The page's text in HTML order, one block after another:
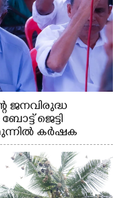
ജനവിരുദ്ധ
ജെട്ടി
കർഷക
എസ്. ശർമ്മ